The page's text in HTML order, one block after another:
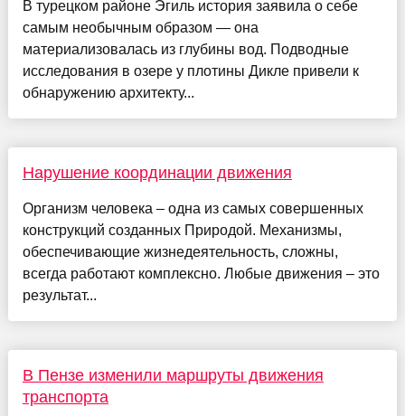
В турецком районе Эгиль история заявила о себе
самым необычным образом — она
материализовалась из глубины вод. Подводные
исследования в озере у плотины Дикле привели к
обнаружению архитекту...
Нарушение координации движения
Организм человека – одна из самых совершенных
конструкций созданных Природой. Механизмы,
обеспечивающие жизнедеятельность, сложны,
всегда работают комплексно. Любые движения – это
результат...
В Пензе изменили маршруты движения
транспорта